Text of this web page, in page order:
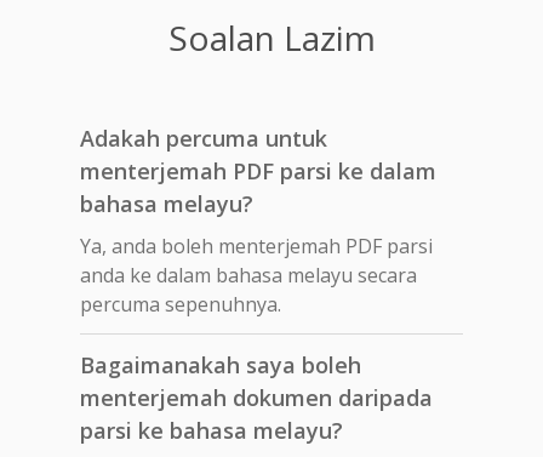
Soalan Lazim
Adakah percuma untuk
menterjemah PDF parsi ke dalam
bahasa melayu?
Ya, anda boleh menterjemah PDF parsi
anda ke dalam bahasa melayu secara
percuma sepenuhnya.
Bagaimanakah saya boleh
menterjemah dokumen daripada
parsi ke bahasa melayu?